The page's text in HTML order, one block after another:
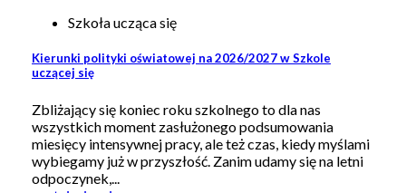
Szkoła ucząca się
Kierunki polityki oświatowej na 2026/2027 w Szkole
uczącej się
Zbliżający się koniec roku szkolnego to dla nas
wszystkich moment zasłużonego podsumowania
miesięcy intensywnej pracy, ale też czas, kiedy myślami
wybiegamy już w przyszłość. Zanim udamy się na letni
odpoczynek,...